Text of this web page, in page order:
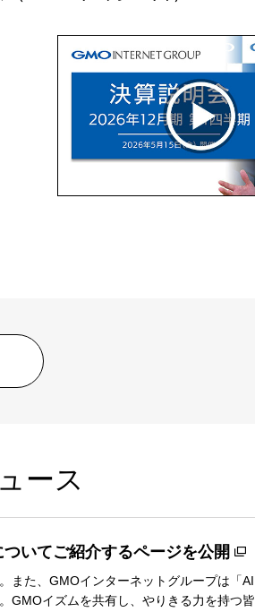
ース
いてご紹介するページを公開
また、GMOインターネットグループは「
GMOイズムを共有し、やりきる力を持つ